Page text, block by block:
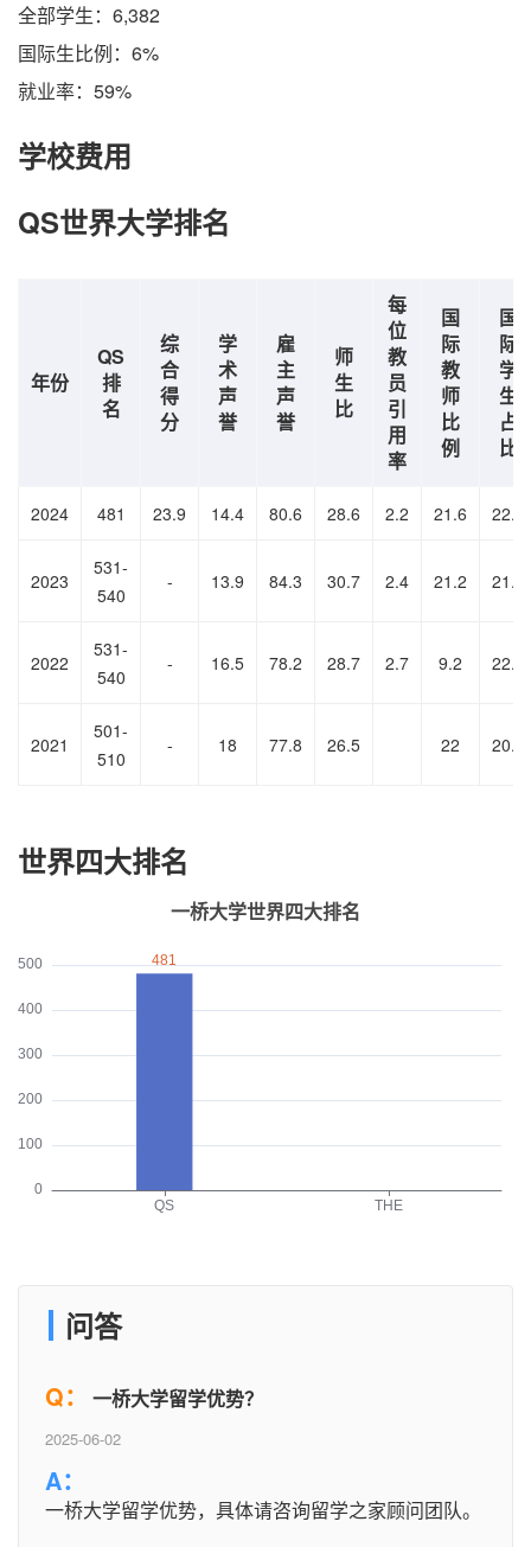
全部学生：6,382
国际生比例：6%
就业率：59%
学校费用
QS世界大学排名
年份
QS
排
名
综
合
得
分
学
术
声
誉
雇
主
声
誉
师
生
比
每
位
教
员
引
用
率
国
际
教
师
比
例
国
际
学
生
占
比
2024 481 23.9 14.4 80.6 28.6 2.2 21.6 22.4
2023
531-
540
- 13.9 84.3 30.7 2.4 21.2 21.9
2022
531-
540
- 16.5 78.2 28.7 2.7 9.2 22.8
2021
501-
510
- 18 77.8 26.5 22 20.7
世界四大排名
问答
Q： 一桥大学留学优势？
2025-06-02
A：
一桥大学留学优势，具体请咨询留学之家顾问团队。